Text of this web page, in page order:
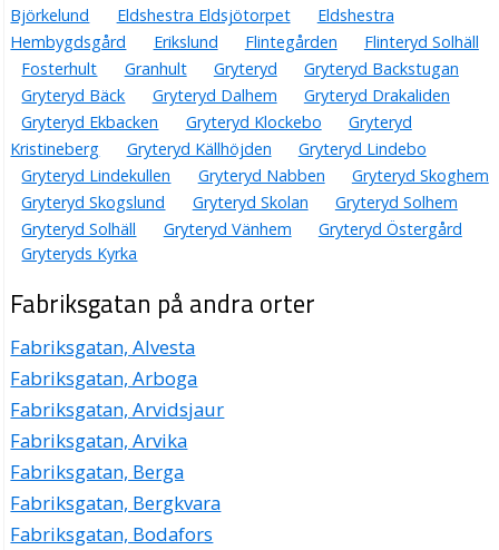
Björkelund
Eldshestra Eldsjötorpet
Eldshestra
Hembygdsgård
Erikslund Flintegården
Flinteryd Solhäll
Fosterhult
Granhult Gryteryd
Gryteryd Backstugan
Gryteryd Bäck
Gryteryd Dalhem
Gryteryd Drakaliden
Gryteryd Ekbacken
Gryteryd Klockebo
Gryteryd
Kristineberg
Gryteryd Källhöjden
Gryteryd Lindebo
Gryteryd Lindekullen
Gryteryd Nabben
Gryteryd Skoghem
Gryteryd Skogslund
Gryteryd Skolan
Gryteryd Solhem
Gryteryd Solhäll
Gryteryd Vänhem
Gryteryd Östergård
Gryteryds Kyrka
Fabriksgatan på andra orter
Fabriksgatan, Alvesta
Fabriksgatan, Arboga
Fabriksgatan, Arvidsjaur
Fabriksgatan, Arvika
Fabriksgatan, Berga
Fabriksgatan, Bergkvara
Fabriksgatan, Bodafors